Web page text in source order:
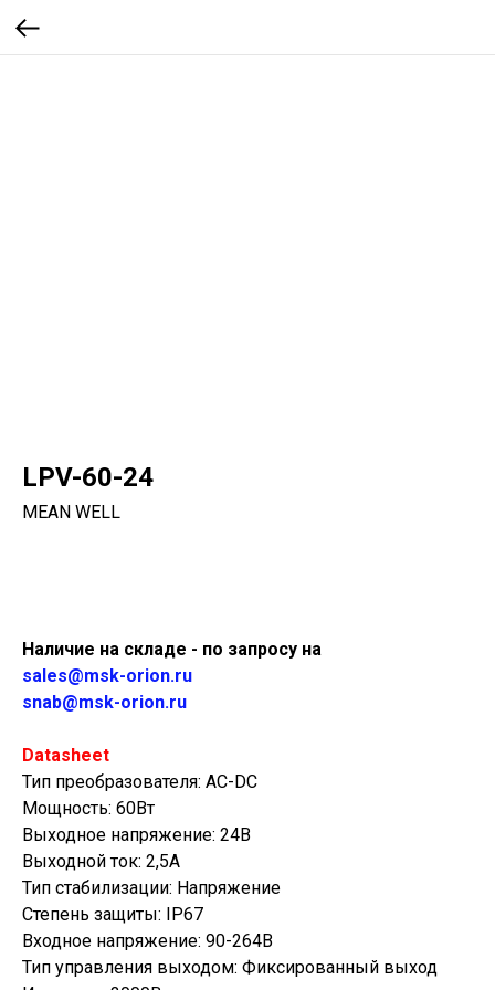
LPV-60-24
MEAN WELL
Наличие на складе - по запросу на
sales@msk-orion.ru
snab@msk-orion.ru
Datasheet
Тип преобразователя: AC-DC
Мощность: 60Вт
Выходное напряжение: 24В
Выходной ток: 2,5А
Тип стабилизации: Напряжение
Степень защиты: IP67
Входное напряжение: 90-264В
Тип управления выходом: Фиксированный выход